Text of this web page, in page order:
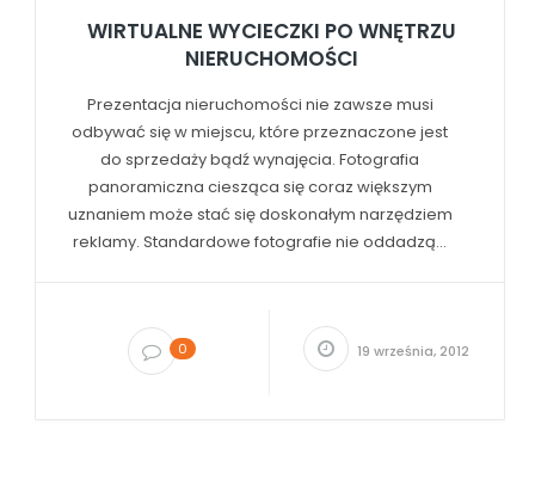
WIRTUALNE WYCIECZKI PO WNĘTRZU
NIERUCHOMOŚCI
Prezentacja nieruchomości nie zawsze musi
odbywać się w miejscu, które przeznaczone jest
do sprzedaży bądź wynajęcia. Fotografia
panoramiczna ciesząca się coraz większym
uznaniem może stać się doskonałym narzędziem
reklamy. Standardowe fotografie nie oddadzą...
0 19 września, 2012